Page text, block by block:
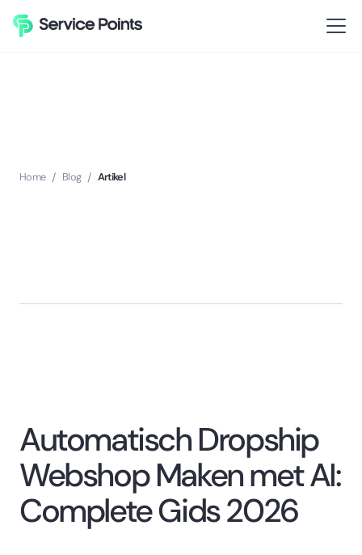
Home / Blog / Artikel
Automatisch Dropship
Webshop Maken met AI:
Complete Gids 2026